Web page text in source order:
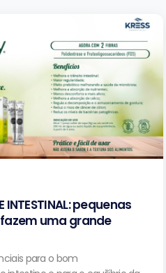
INTESTINAL: pequenas
uma grande
para o bom